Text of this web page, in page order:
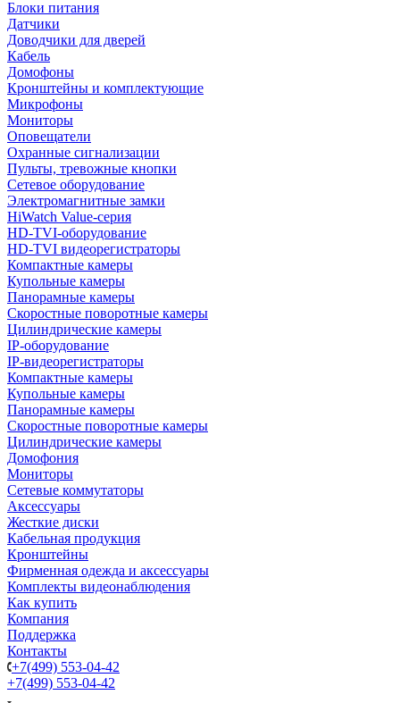
Блоки питания
Датчики
Доводчики для дверей
Кабель
Домофоны
Кронштейны и комплектующие
Микрофоны
Мониторы
Оповещатели
Охранные сигнализации
Пульты, тревожные кнопки
Сетевое оборудование
Электромагнитные замки
HiWatch Value-серия
HD-TVI-оборудование
HD-TVI видеорегистраторы
Компактные камеры
Купольные камеры
Панорамные камеры
Скоростные поворотные камеры
Цилиндрические камеры
IP-оборудование
IP-видеорегистраторы
Компактные камеры
Купольные камеры
Панорамные камеры
Скоростные поворотные камеры
Цилиндрические камеры
Домофония
Мониторы
Сетевые коммутаторы
Аксессуары
Жесткие диски
Кабельная продукция
Кронштейны
Фирменная одежда и аксессуары
Комплекты видеонаблюдения
Как купить
Компания
Поддержка
Контакты
+7(499) 553-04-42
+7(499) 553-04-42